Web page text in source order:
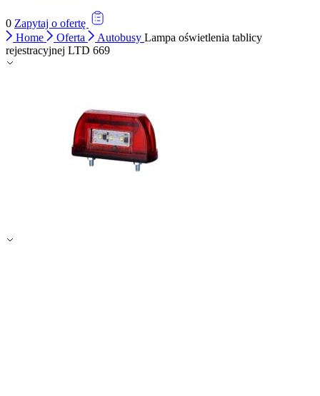
0 Zapytaj o ofertę
Home
Oferta Autobusy Lampa oświetlenia tablicy
rejestracyjnej LTD 669